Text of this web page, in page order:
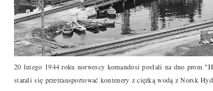
20 lutego 1944 roku norwescy komandosi posłali na dno prom
starali się przetransportować kontenery z ciężką wodą z Norsk